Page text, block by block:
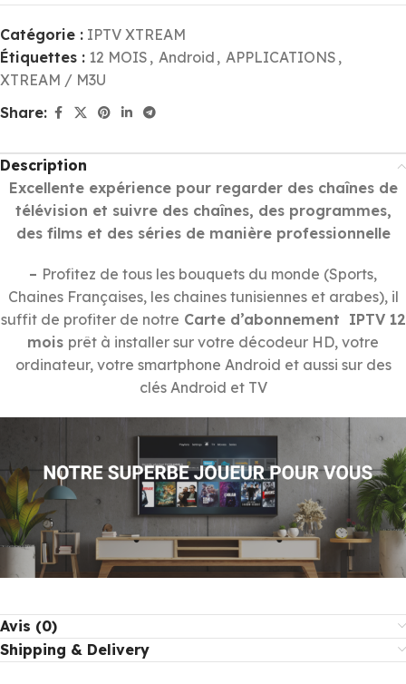
Catégorie : IPTV XTREAM
Étiquettes : 12 MOIS , Android , APPLICATIONS ,
XTREAM / M3U
Share:
Description
Excellente expérience pour regarder des chaînes de
télévision et suivre des chaînes, des programmes,
des films et des séries de manière professionnelle
– Profitez de tous les bouquets du monde (Sports,
Chaines Françaises, les chaines tunisiennes et arabes), il
suffit de profiter de notre Carte d’abonnement IPTV 12
mois prêt à installer sur votre décodeur HD, votre
ordinateur, votre smartphone Android et aussi sur des
clés Android et TV
Avis (0)
Shipping & Delivery